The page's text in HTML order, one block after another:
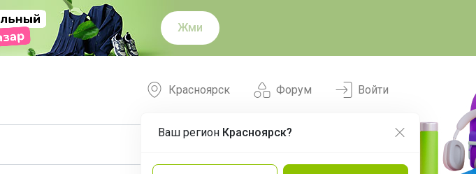
Жми
Форум
Красноярск
Ваш регион Красноярск?
Войти